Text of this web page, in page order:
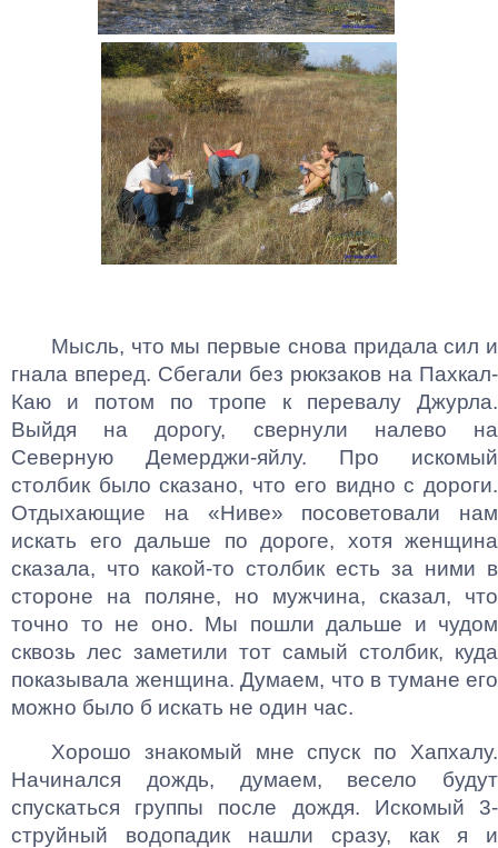
Мысль, что мы первые снова придала сил и
гнала вперед. Сбегали без рюкзаков на Пахкал-
Каю и потом по тропе к перевалу Джурла.
Выйдя на дорогу, свернули налево на
Северную Демерджи-яйлу. Про искомый
столбик было сказано, что его видно с дороги.
Отдыхающие на «Ниве» посоветовали нам
искать его дальше по дороге, хотя женщина
сказала, что какой-то столбик есть за ними в
стороне на поляне, но мужчина, сказал, что
точно то не оно. Мы пошли дальше и чудом
сквозь лес заметили тот самый столбик, куда
показывала женщина. Думаем, что в тумане его
можно было б искать не один час.
Хорошо знакомый мне спуск по Хапхалу.
Начинался дождь, думаем, весело будут
спускаться группы после дождя. Искомый 3-
струйный водопадик нашли сразу, как я и